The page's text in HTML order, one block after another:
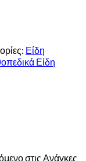
Είδη
Είδη
στις Ανάγκες